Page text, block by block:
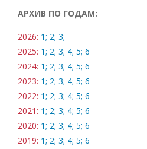
АРХИВ ПО ГОДАМ:
2026: 1; 2; 3;
2025: 1; 2; 3; 4; 5; 6
2024: 1; 2; 3; 4; 5; 6
2023: 1; 2; 3; 4; 5; 6
2022: 1; 2; 3; 4; 5; 6
2021: 1; 2; 3; 4; 5; 6
2020: 1; 2; 3; 4; 5; 6
2019: 1; 2; 3; 4; 5; 6